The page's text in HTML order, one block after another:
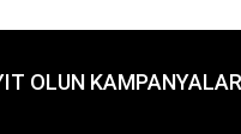
OLUN